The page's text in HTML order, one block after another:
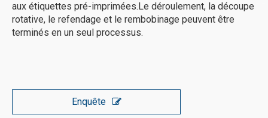
aux étiquettes pré-imprimées.Le déroulement, la découpe
rotative, le refendage et le rembobinage peuvent être
terminés en un seul processus.
Enquête